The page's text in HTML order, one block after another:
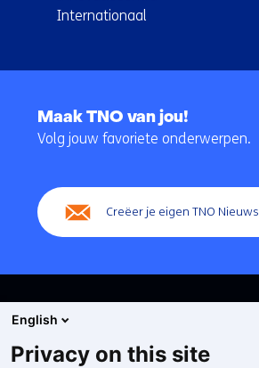
Internationaal
navigatie
Maak TNO van jou!
Volg jouw favoriete onderwerpen.
Creëer je eigen TNO Nieuws
English
Privacy on this site